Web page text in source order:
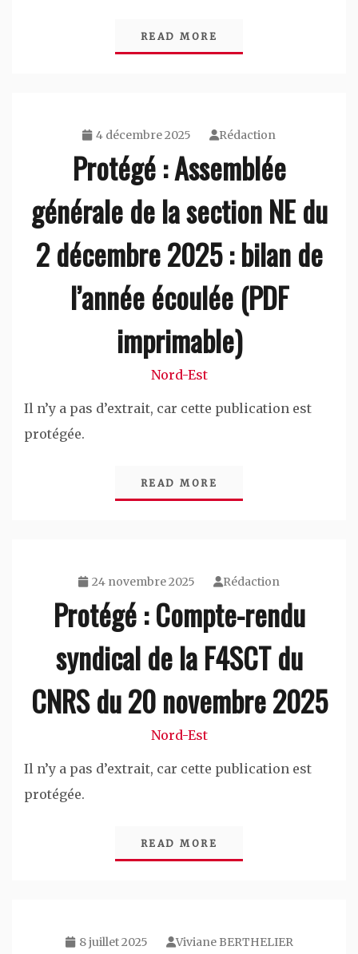
READ MORE
4 décembre 2025 Rédaction
Protégé : Assemblée
générale de la section NE du
2 décembre 2025 : bilan de
l’année écoulée (PDF
imprimable)
Nord-Est
Il n’y a pas d’extrait, car cette publication est
protégée.
READ MORE
24 novembre 2025 Rédaction
Protégé : Compte-rendu
syndical de la F4SCT du
CNRS du 20 novembre 2025
Nord-Est
Il n’y a pas d’extrait, car cette publication est
protégée.
READ MORE
8 juillet 2025 Viviane BERTHELIER